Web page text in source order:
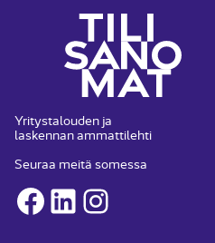
Yritystalouden ja
laskennan ammattilehti
Seuraa meitä somessa
Facebook
LinkedInInstagram